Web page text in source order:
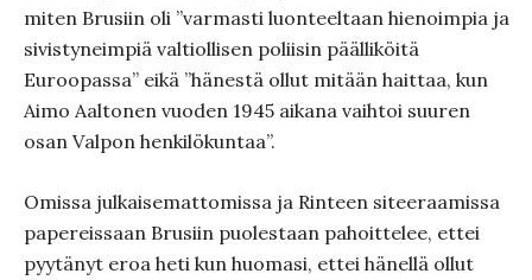
miten Brusiin oli ”varmasti luonteeltaan hienoimpia ja
sivistyneimpiä valtiollisen poliisin päälliköitä
Euroopassa” eikä ”hänestä ollut mitään haittaa, kun
Aimo Aaltonen vuoden 1945 aikana vaihtoi suuren
osan Valpon henkilökuntaa”.
Omissa julkaisemattomissa ja Rinteen siteeraamissa
papereissaan Brusiin puolestaan pahoittelee, ettei
pyytänyt eroa heti kun huomasi, ettei hänellä ollut